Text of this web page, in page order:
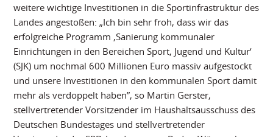
weitere wichtige Investitionen in die Sportinfrastruktur des
Landes angestoßen: „Ich bin sehr froh, dass wir das
erfolgreiche Programm ‚Sanierung kommunaler
Einrichtungen in den Bereichen Sport, Jugend und Kultur‘
(SJK) um nochmal 600 Millionen Euro massiv aufgestockt
und unsere Investitionen in den kommunalen Sport damit
mehr als verdoppelt haben”, so Martin Gerster,
stellvertretender Vorsitzender im Haushaltsausschuss des
Deutschen Bundestages und stellvertretender